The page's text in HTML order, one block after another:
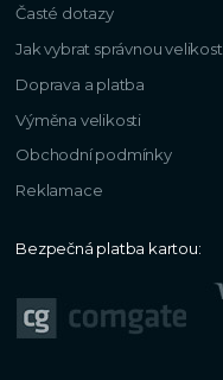
Časté dotazy
Jak vybrat správnou velikost
Doprava a platba
Výměna velikosti
Obchodní podmínky
Reklamace
Bezpečná platba kartou: